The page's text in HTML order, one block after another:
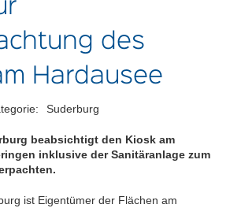
des
Hardausee
Suderburg
beabsichtigt den Kiosk am
inklusive der Sanitäranlage zum
ist Eigentümer der Flächen am